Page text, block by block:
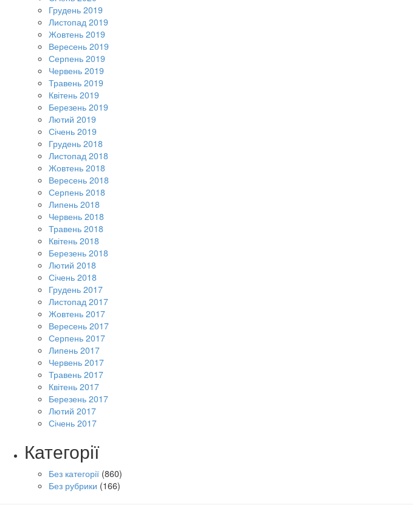
Грудень 2019
Листопад 2019
Жовтень 2019
Вересень 2019
Серпень 2019
Червень 2019
Травень 2019
Квітень 2019
Березень 2019
Лютий 2019
Січень 2019
Грудень 2018
Листопад 2018
Жовтень 2018
Вересень 2018
Серпень 2018
Липень 2018
Червень 2018
Травень 2018
Квітень 2018
Березень 2018
Лютий 2018
Січень 2018
Грудень 2017
Листопад 2017
Жовтень 2017
Вересень 2017
Серпень 2017
Липень 2017
Червень 2017
Травень 2017
Квітень 2017
Березень 2017
Лютий 2017
Січень 2017
Категорії
Без категорії (860)
Без рубрики (166)